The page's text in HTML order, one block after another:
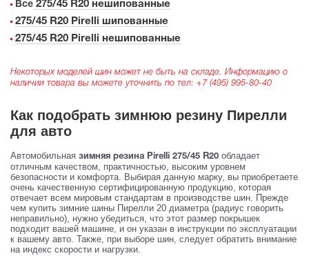
Все 275/45 R20 нешипованные
275/45 R20 Pirelli шипованные
275/45 R20 Pirelli нешипованные
Некоторых моделей шин может не быть на складе. Информацию о
наличии товара вы можете уточнить по тел: +7 (495) 995-80-40
Как подобрать зимнюю резину Пирелли
для авто
Автомобильная зимняя резина Pirelli 275/45 R20 обладает
отличным качеством, практичностью, высоким уровнем
безопасности и комфорта. Выбирая данную марку, вы приобретаете
очень качественную сертифицированную продукцию, которая
отвечает всем мировым стандартам в производстве шин. Прежде
чем купить зимние шины Пирелли 20 диаметра (радиус говорить
неправильно), нужно убедиться, что этот размер покрышек
подходит вашей машине, и он указан в инструкции по эксплуатации
к вашему авто. Также, при выборе шин, следует обратить внимание
на индекс скорости и нагрузки.